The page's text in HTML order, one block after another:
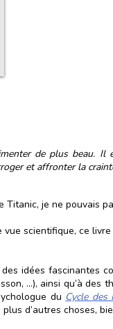
de plus beau.
et affronter la
je ne pouvais
scientifique, ce
idées fascinantes
…), ainsi qu’à des
du Cycle des
d’autres choses,